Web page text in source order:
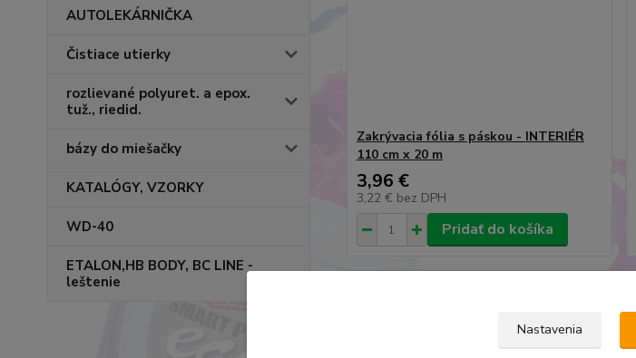
AUTOLEKÁRNIČKA
Čistiace utierky
rozlievané polyuret. a epox.
tuž., riedid.
bázy do miešačky
KATALÓGY, VZORKY
WD-40
ETALON,HB BODY, BC LINE -
leštenie
Zakrývacia fólia s páskou - INTERIÉR
110 cm x 20 m
3,96 €
3,22 € bez DPH
Pridať do košíka
Nastavenia